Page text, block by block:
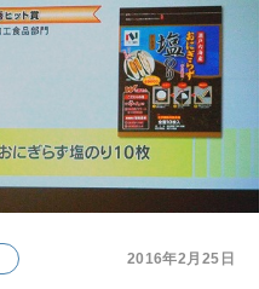
2016年2月25日